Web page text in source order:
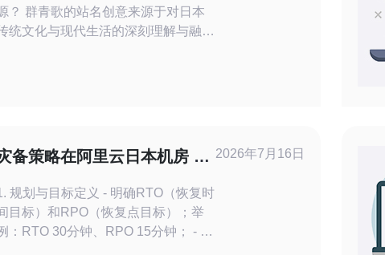
？ 群青歌的站名创意来源于对日本
统文化与现代生活的深刻理解与融
文化底蕴，吸引着游客和当地居民的注
青歌日本站名在市场推广中
备策略在阿里云日本机房 包
规划与目标定义 - 明确RTO（恢复时
目标）和RPO（恢复点目标）；举
：RTO 30分钟、RPO 15分钟； - 列
2026年7月16日